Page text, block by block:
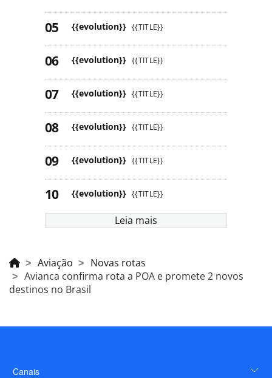
{{evolution}} {{TITLE}}
{{evolution}} {{TITLE}}
{{evolution}} {{TITLE}}
{{evolution}} {{TITLE}}
{{evolution}} {{TITLE}}
{{evolution}} {{TITLE}}
Leia mais
Aviação
Novas rotas
Avianca confirma rota a POA e promete 2 novos
destinos no Brasil
Canais